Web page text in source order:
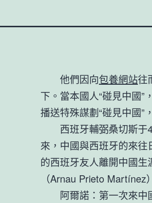
他們因向包養網站往
下。當本國人“碰見中國
播送特殊謀劃“碰見中國”
西班牙輔弼桑切斯
來，中國與西班牙的來往
的西班牙友人離開中國
（Arnau Prieto Martínez
阿爾諾：第一次來